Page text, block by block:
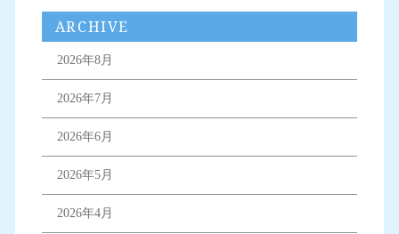
ARCHIVE
2026年8月
2026年7月
2026年6月
2026年5月
2026年4月